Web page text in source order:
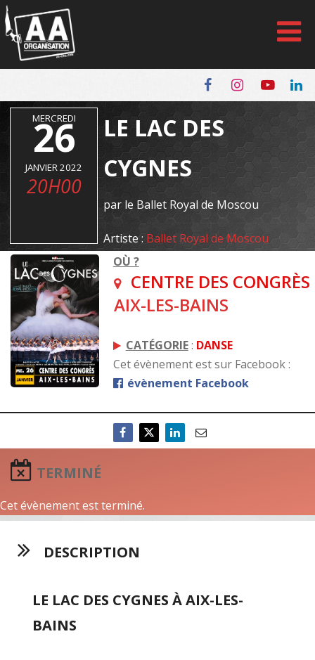
Panneau de gestion des cookies
MERCREDI
26
JANVIER 2022
20H00
LE LAC DES
CYGNES
par le Ballet Royal de Moscou
Artiste : Ballet Royal de Moscou
OÙ ?
CENTRE DES CONGRÈS
AIX-LES-BAINS
CATÉGORIE: DANSE
Cet évènement est sur Facebook :
évènement Facebook
TERMINÉ
Cet évènement est terminé.
DESCRIPTION
LE LAC DES CYGNES À AIX-LES-
BAINS